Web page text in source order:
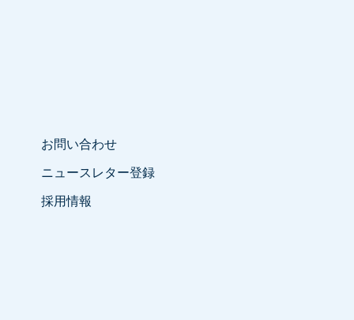
お問い合わせ
ニュースレター登録
採用情報